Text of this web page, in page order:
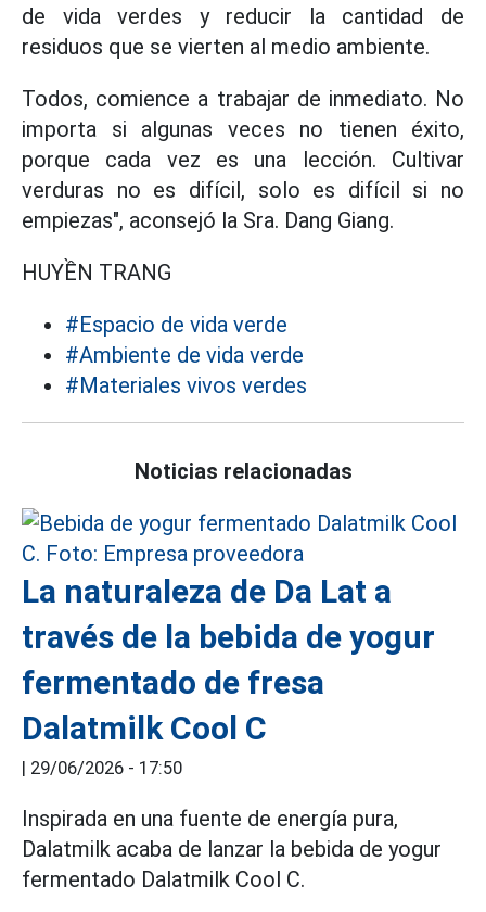
de vida verdes y reducir la cantidad de
residuos que se vierten al medio ambiente.
Todos, comience a trabajar de inmediato. No
importa si algunas veces no tienen éxito,
porque cada vez es una lección. Cultivar
verduras no es difícil, solo es difícil si no
empiezas", aconsejó la Sra. Dang Giang.
HUYỀN TRANG
#Espacio de vida verde
#Ambiente de vida verde
#Materiales vivos verdes
Noticias relacionadas
La naturaleza de Da Lat a
través de la bebida de yogur
fermentado de fresa
Dalatmilk Cool C
| 29/06/2026 - 17:50
Inspirada en una fuente de energía pura,
Dalatmilk acaba de lanzar la bebida de yogur
fermentado Dalatmilk Cool C.